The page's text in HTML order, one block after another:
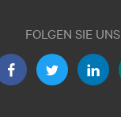
FOLGEN SIE UNS